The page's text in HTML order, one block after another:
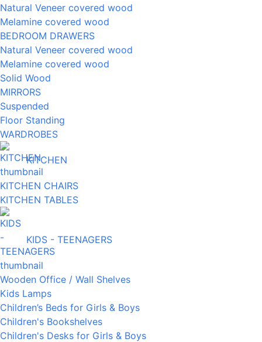
Natural Veneer covered wood
Melamine covered wood
BEDROOM DRAWERS
Natural Veneer covered wood
Melamine covered wood
Solid Wood
MIRRORS
Suspended
Floor Standing
WARDROBES
KITCHEN
KITCHEN CHAIRS
KITCHEN TABLES
KIDS - TEENAGERS
Wooden Office / Wall Shelves
Kids Lamps
Children’s Beds for Girls & Boys
Children's Bookshelves
Children's Desks for Girls & Boys